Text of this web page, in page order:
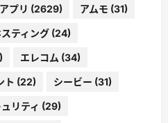
アプリ (2629) アムモ (31)
ティング (24)
エレコム (34)
ト (22) シービー (31)
リティ (29)